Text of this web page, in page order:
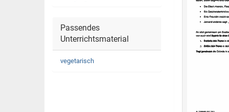
Passendes
Unterrichtsmaterial
vegetarisch